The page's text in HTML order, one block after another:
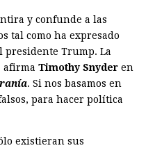
y confunde a las
tal como ha expresado
presidente Trump. La
afirma Timothy Snyder en
. Si nos basamos en
para hacer política
existieran sus